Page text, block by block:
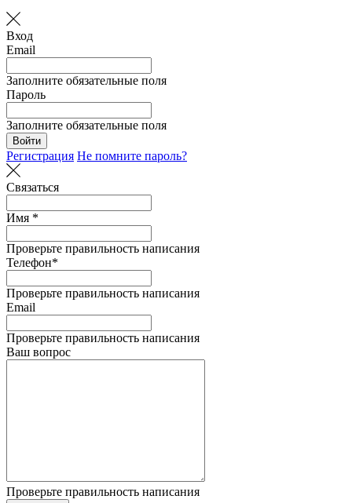
Вход
Email
Заполните обязательные поля
Пароль
Заполните обязательные поля
Войти
Регистрация Не помните пароль?
Связаться
Имя *
Проверьте правильность написания
Телефон*
Проверьте правильность написания
Email
Проверьте правильность написания
Ваш вопрос
Проверьте правильность написания